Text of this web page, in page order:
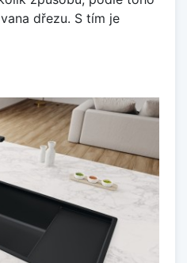
dřezu. S tím je